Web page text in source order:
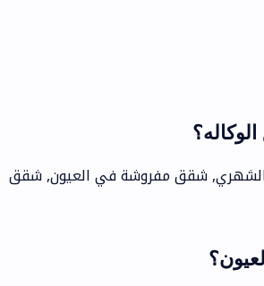
شقق مفروشة في العيون, شقق